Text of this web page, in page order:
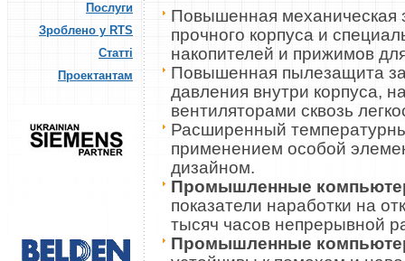
Послуги
Зроблено у RTS
Статті
Проектантам
Повышенная механическая
прочного корпуса и
накопителей и прижимов
Повышенная пылезащита
давления внутри корпуса,
вентиляторами сквозь
Расширенный
применением особой
дизайном.
Промышленные
показатели наработки на
тысяч часов непрерывной
Промышленные